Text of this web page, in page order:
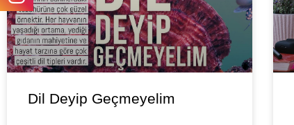
Dil Deyip Geçmeyelim